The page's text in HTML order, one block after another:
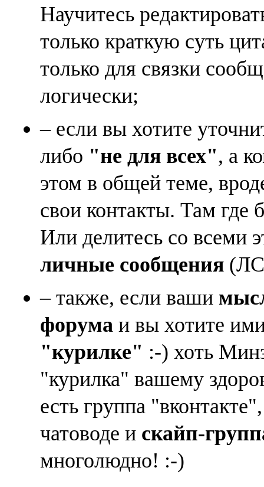
Научитесь
только краткую суть
только для связки
логически;
– если вы хотите
либо "не для всех", а
этом в общей теме,
свои контакты. Там где
Или делитесь со всеми
личные сообщения
– также, если ваши
форума и вы хотите
"курилке" :-) хоть
"курилка" вашему
есть группа
чатоводе и скайп-
многолюдно! :-)